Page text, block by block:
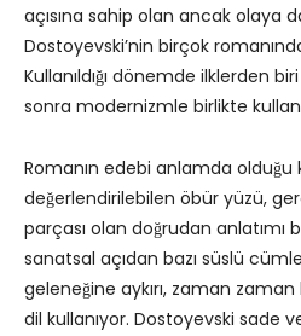
açısına sahip olan ancak olaya
Dostoyevski’nin birçok
Kullanıldığı dönemde ilklerden
sonra modernizmle birlikte
Romanın edebi anlamda
değerlendirilebilen öbür yüzü,
parçası olan doğrudan
sanatsal açıdan bazı süslü
geleneğine aykırı, zaman zaman
dil kullanıyor. Dostoyevski sade